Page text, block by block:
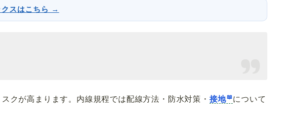
スはこちら →
スクが高まります。内線規程では配線方法・防水対策・ 接地
について